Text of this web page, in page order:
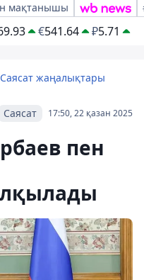
мақтанышы
€541.64 ₽5.71
Саясат жаңалықтары
17:50, 22 қазан 2025
Саясат
пен